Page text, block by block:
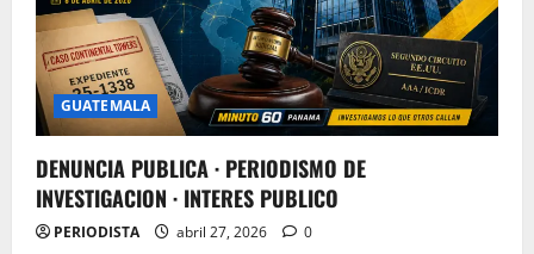
GUATEMALA
DENUNCIA PUBLICA · PERIODISMO DE
INVESTIGACION · INTERES PUBLICO
PERIODISTA abril 27, 2026 0